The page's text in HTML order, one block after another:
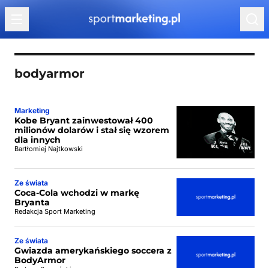
Przejdź do treści
bodyarmor
Marketing
Kobe Bryant zainwestował 400
milionów dolarów i stał się wzorem
dla innych
Bartłomiej Najtkowski
Ze świata
Coca-Cola wchodzi w markę
Bryanta
Redakcja Sport Marketing
Ze świata
Gwiazda amerykańskiego soccera z
BodyArmor